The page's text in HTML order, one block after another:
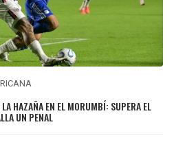
HAZAÑA EN EL MORUMBÍ: SUPERA EL
UN PENAL